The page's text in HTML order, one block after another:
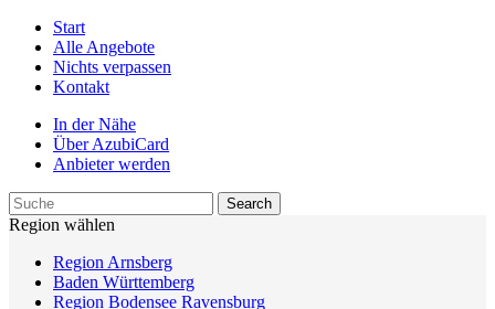
Start
Alle Angebote
Nichts verpassen
Kontakt
In der Nähe
Über AzubiCard
Anbieter werden
Region wählen
Region Arnsberg
Baden Württemberg
Region Bodensee Ravensburg